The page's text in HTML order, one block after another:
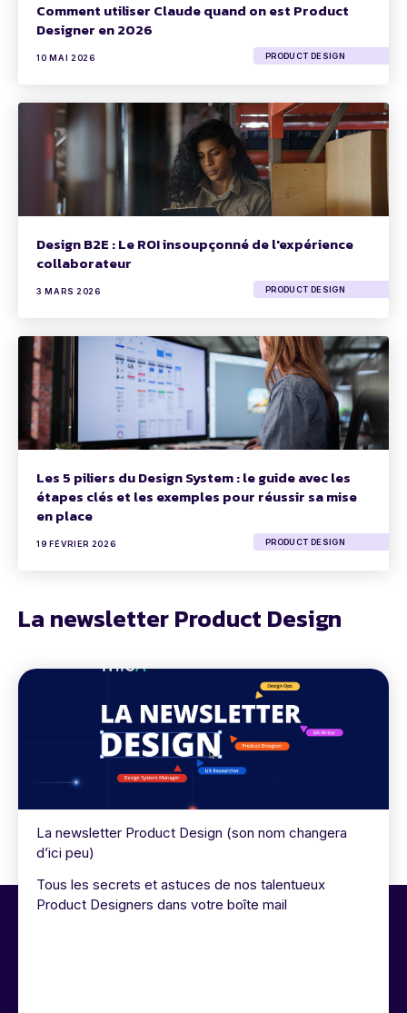
Comment utiliser Claude quand on est Product
Designer en 2026
10 MAI 2026 PRODUCT DESIGN
Design B2E : Le ROI insoupçonné de l'expérience
collaborateur
3 MARS 2026 PRODUCT DESIGN
Les 5 piliers du Design System : le guide avec les
étapes clés et les exemples pour réussir sa mise
en place
19 FÉVRIER 2026 PRODUCT DESIGN
La newsletter Product Design
La newsletter Product Design (son nom changera
d’ici peu)
Tous les secrets et astuces de nos talentueux
Product Designers dans votre boîte mail